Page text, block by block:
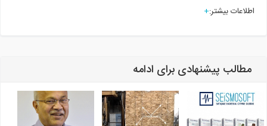
اطلاعات بیشتر:+
مطالب پیشنهادی برای ادامه